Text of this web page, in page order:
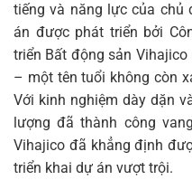
tiếng và năng lực của chủ
án được phát triển bởi
triển Bất động sản
– một tên tuổi không còn
Với kinh nghiệm dày dặn
lượng đã thành công
Vihajico đã khẳng định
triển khai dự án vượt trội.